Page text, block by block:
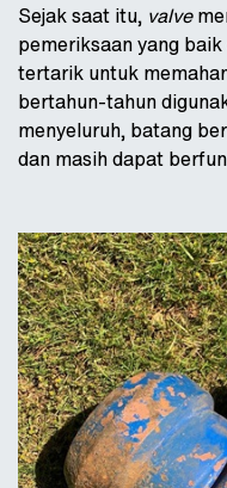
Sejak saat itu, valve
pemeriksaan yang
tertarik untuk
bertahun-tahun
menyeluruh, batang
dan masih dapat